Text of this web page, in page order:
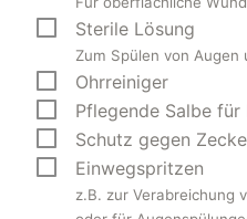
Sterile Lösung
Zum Spülen von Augen
Ohrreiniger
Pflegende Salbe für
Schutz gegen
Einwegspritzen
z.B. zur Verabreichung